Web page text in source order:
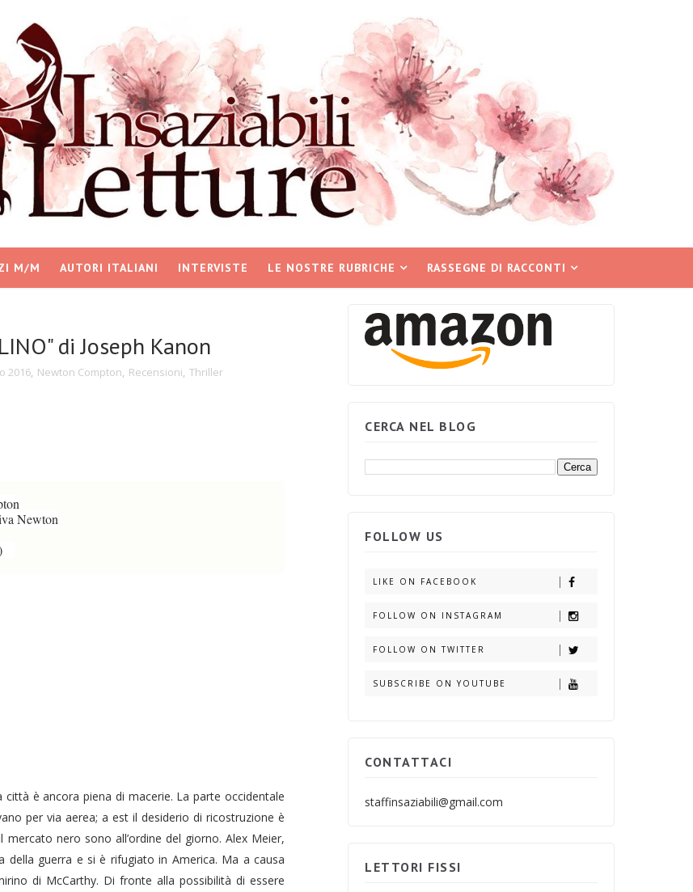
M/M AUTORI ITALIANI INTERVISTE LE NOSTRE RUBRICHE RASSEGNE DI RACCONTI
di Joseph Kanon
2016, Newton Compton, Recensioni, Thriller
Newton
è ancora piena di macerie. La parte occidentale
per via aerea; a est il desiderio di ricostruzione è
nero sono all’ordine del giorno. Alex Meier,
guerra e si è rifugiato in America. Ma a causa
di McCarthy. Di fronte alla possibilità di essere
CERCA NEL BLOG
FOLLOW US
LIKE ON FACEBOOK
FOLLOW ON INSTAGRAM
FOLLOW ON TWITTER
SUBSCRIBE ON YOUTUBE
CONTATTACI
staffinsaziabili@gmail.com
LETTORI FISSI